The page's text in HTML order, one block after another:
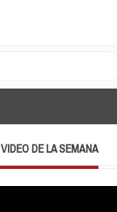
VIDEO DE LA SEMANA